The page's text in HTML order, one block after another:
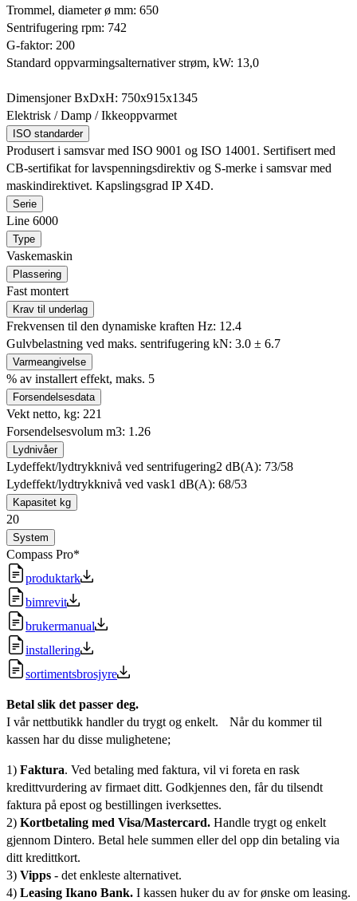
Trommel, diameter ø mm: 650
Sentrifugering rpm: 742
G-faktor: 200
Standard oppvarmingsalternativer strøm, kW: 13,0
Dimensjoner BxDxH: 750x915x1345
Elektrisk / Damp / Ikkeoppvarmet
ISO standarder
Produsert i samsvar med ISO 9001 og ISO 14001. Sertifisert med
CB-sertifikat for lavspenningsdirektiv og S-merke i samsvar med
maskindirektivet. Kapslingsgrad IP X4D.
Serie
Line 6000
Type
Vaskemaskin
Plassering
Fast montert
Krav til underlag
Frekvensen til den dynamiske kraften Hz: 12.4
Gulvbelastning ved maks. sentrifugering kN: 3.0 ± 6.7
Varmeangivelse
% av installert effekt, maks. 5
Forsendelsesdata
Vekt netto, kg: 221
Forsendelsesvolum m3: 1.26
Lydnivåer
Lydeffekt/lydtrykknivå ved sentrifugering2 dB(A): 73/58
Lydeffekt/lydtrykknivå ved vask1 dB(A): 68/53
Kapasitet kg
20
System
Compass Pro*
produktark
bimrevit
brukermanual
installering
sortimentsbrosjyre
Betal slik det passer deg.
I vår nettbutikk handler du trygt og enkelt. Når du kommer til
kassen har du disse mulighetene;
1) Faktura. Ved betaling med faktura, vil vi foreta en rask
kredittvurdering av firmaet ditt. Godkjennes den, får du tilsendt
faktura på epost og bestillingen iverksettes.
2) Kortbetaling med Visa/Mastercard. Handle trygt og enkelt
gjennom Dintero. Betal hele summen eller del opp din betaling via
ditt kredittkort.
3) Vipps - det enkleste alternativet.
4) Leasing Ikano Bank. I kassen huker du av for ønske om leasing.